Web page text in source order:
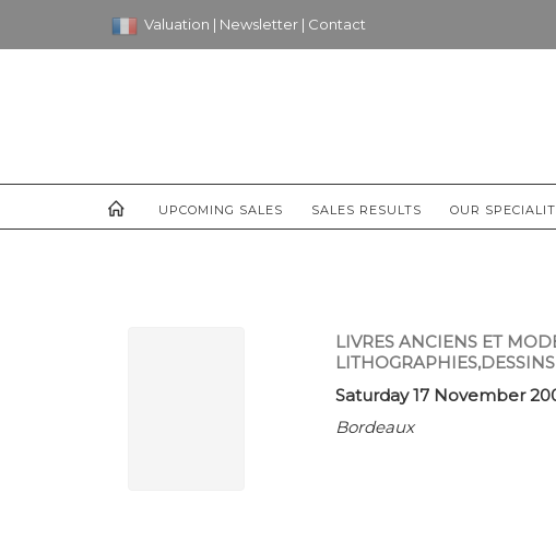
Valuation | Newsletter | Contact
UPCOMING SALES SALES RESULTS OUR
LIVRES ANCIENS ET
LITHOGRAPHIES,DESSINS
Saturday 17 November
Bordeaux